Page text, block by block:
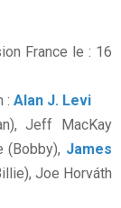
France le : 16
: Alan J. Levi
Jeff MacKay
(Bobby), James
Joe Horváth